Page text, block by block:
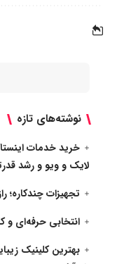
نوشته‌های تازه
خرید خدمات
لایک و ویو و رشد
تجهیزات
انتخابی حرفه‌ای
بهترین کلینیک